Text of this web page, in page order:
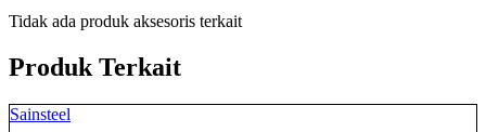
Tidak ada produk aksesoris terkait
Produk Terkait
Sainsteel